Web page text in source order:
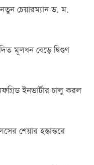
নতুন চেয়ারম্যান ড. ম.
মূলধন বেড়ে দ্বিগুণ
ইনভার্টার চালু করল
শেয়ার হস্তান্তরে